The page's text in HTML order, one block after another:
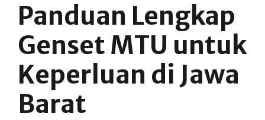
Panduan Lengkap
Genset MTU untuk
Keperluan di Jawa
Barat